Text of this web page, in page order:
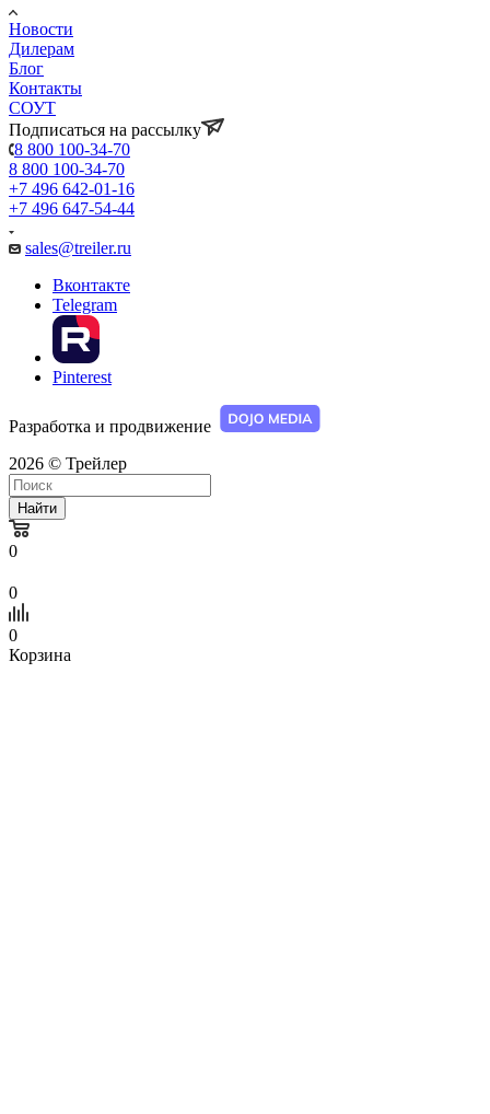
Новости
Дилерам
Блог
Контакты
СОУТ
Подписаться на рассылку
8 800 100-34-70
8 800 100-34-70
+7 496 642-01-16
+7 496 647-54-44
sales@treiler.ru
Вконтакте
Telegram
Pinterest
Разработка и продвижение
2026 © Трейлер
Найти
0
0
0
Корзина